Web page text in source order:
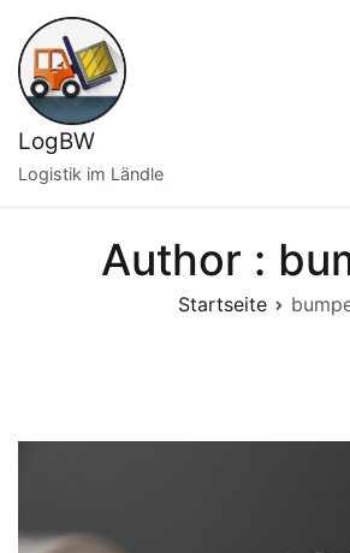
Inhalt
springen
LogBW
Logistik im Ländle
Author :
Startseite